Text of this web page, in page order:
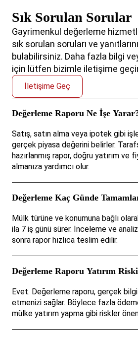
Sık Sorulan Sorular
Gayrimenkul değerleme
sık sorulan soruları ve
bulabilirsiniz. Daha fazla bilgi
için lütfen bizimle iletişime
İletişime Geç
Değerleme Raporu Ne İşe
Satış, satın alma veya ipotek gibi
gerçek piyasa değerini belirler.
hazırlanmış rapor, doğru yatırım ve
almanıza yardımcı olur.
Değerleme Kaç Günde
Mülk türüne ve konumuna bağlı
ila 7 iş günü sürer. İnceleme ve
sonra rapor hızlıca teslim edilir.
Değerleme Raporu Yatırım
Evet. Değerleme raporu, gerçek
etmenizi sağlar. Böylece fazla
mülke yatırım yapma gibi riskler